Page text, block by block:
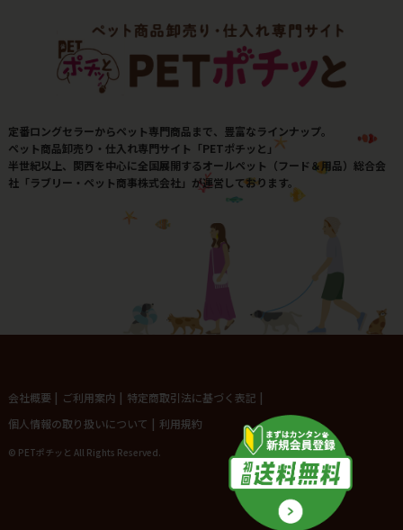
定番ロングセラーからペット専門商品まで、豊富なラインナップ。
ペット商品卸売り・仕入れ専門サイト「PETポチッと」
半世紀以上、関西を中心に全国展開するオールペット（フード＆用品）総合会
社「ラブリー・ペット商事株式会社」が運営しております。
会社概要 | ご利用案内 | 特定商取引法に基づく表記 |
個人情報の取り扱いについて | 利用規約
© PETポチッと All Rights Reserved.